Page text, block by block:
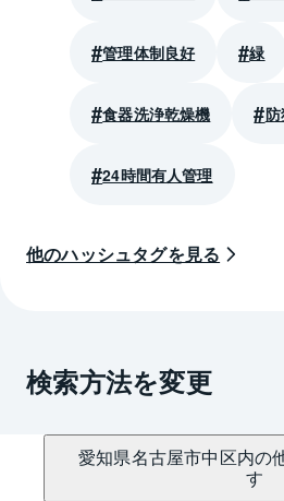
管理体制良好 緑
食器洗浄乾燥機 防
24時間有人管理
他のハッシュタグを見る
検索方法を変更
愛知県名古屋市中区内の
す